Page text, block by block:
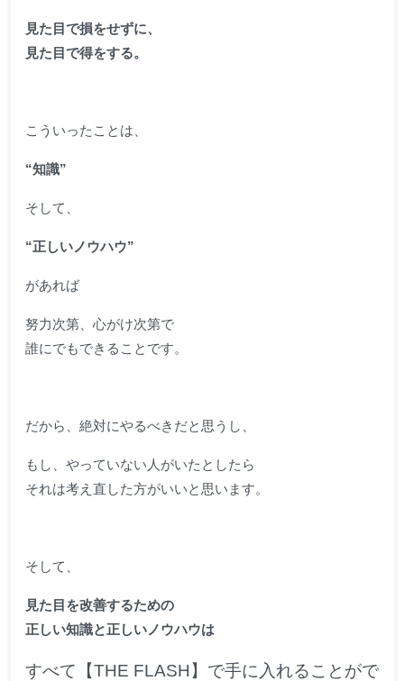
見た目で損をせずに、
見た目で得をする。
こういったことは、
“知識”
そして、
“正しいノウハウ”
があれば
努力次第、心がけ次第で
誰にでもできることです。
だから、絶対にやるべきだと思うし、
もし、やっていない人がいたとしたら
それは考え直した方がいいと思います。
そして、
見た目を改善するための
正しい知識と正しいノウハウは
すべて【THE FLASH】で手に入れることがで